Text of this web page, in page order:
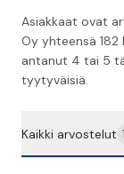
Asiakkaat ovat
Oy yhteensä
antanut 4 tai 5
tyytyväisiä.
Kaikki arvostelut